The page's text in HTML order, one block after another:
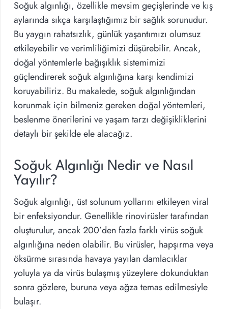
Soğuk algınlığı, özellikle mevsim geçişlerinde ve kış
aylarında sıkça karşılaştığımız bir sağlık sorunudur.
Bu yaygın rahatsızlık, günlük yaşantımızı olumsuz
etkileyebilir ve verimliliğimizi düşürebilir. Ancak,
doğal yöntemlerle bağışıklık sistemimizi
güçlendirerek soğuk algınlığına karşı kendimizi
koruyabiliriz. Bu makalede, soğuk algınlığından
korunmak için bilmeniz gereken doğal yöntemleri,
beslenme önerilerini ve yaşam tarzı değişikliklerini
detaylı bir şekilde ele alacağız.
Soğuk Algınlığı Nedir ve Nasıl
Yayılır?
Soğuk algınlığı, üst solunum yollarını etkileyen viral
bir enfeksiyondur. Genellikle rinovirüsler tarafından
oluşturulur, ancak 200’den fazla farklı virüs soğuk
algınlığına neden olabilir. Bu virüsler, hapşırma veya
öksürme sırasında havaya yayılan damlacıklar
yoluyla ya da virüs bulaşmış yüzeylere dokunduktan
sonra gözlere, buruna veya ağza temas edilmesiyle
bulaşır.